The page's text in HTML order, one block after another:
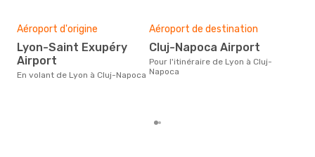
Aéroport d'origine
Lyon-Saint Exupéry
Airport
En volant de Lyon à Cluj-Napoca
Aéroport de destination
Cluj-Napoca Airport
Pour l'itinéraire de Lyon à Cluj-
Napoca